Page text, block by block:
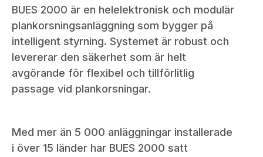
BUES 2000 är en helelektronisk och modulär
plankorsningsanläggning som bygger på
intelligent styrning. Systemet är robust och
levererar den säkerhet som är helt
avgörande för flexibel och tillförlitlig
passage vid plankorsningar.
Med mer än 5 000 anläggningar installerade
i över 15 länder har BUES 2000 satt